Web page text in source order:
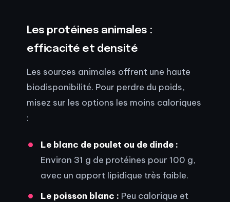
Les protéines animales :
efficacité et densité
Les sources animales offrent une haute
biodisponibilité. Pour perdre du poids,
misez sur les options les moins caloriques
:
Le blanc de poulet ou de dinde :
Environ 31 g de protéines pour 100 g,
avec un apport lipidique très faible.
Le poisson blanc : Peu calorique et